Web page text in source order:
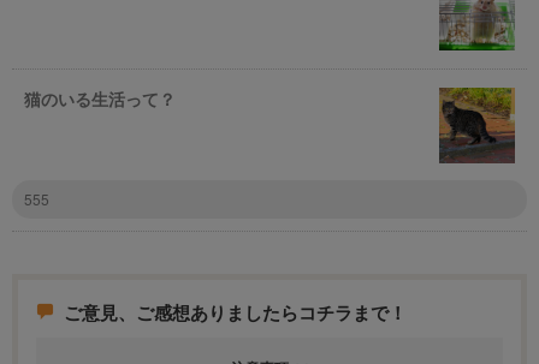
猫のいる生活って？
555
ご意見、ご感想ありましたらコチラまで！